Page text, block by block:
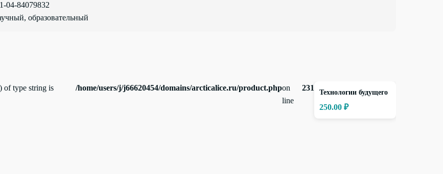
04-84079832
образовательный
of type string is
/home/users/j/j66620454/domains/arcticalice.ru/product.phpon
line
231 Технологии будущего
250.00 ₽